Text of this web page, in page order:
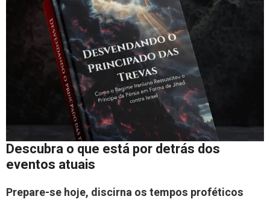
Descubra o que está por detrás dos
eventos atuais
Prepare-se hoje, discirna os tempos proféticos